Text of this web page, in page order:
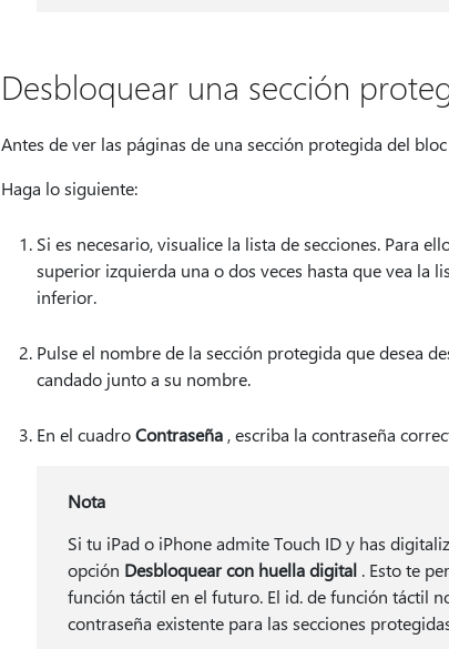
Desbloquear una sección
Antes de ver las páginas de una sección protegida del
Haga lo siguiente:
Si es necesario, visualice la lista de secciones. Para
superior izquierda una o dos veces hasta que vea la
inferior.
Pulse el nombre de la sección protegida que desea
candado junto a su nombre.
En el cuadroContraseña , escriba la contraseña
Nota
Si tu iPad o iPhone admite Touch ID y has
opción Desbloquear con huella digital. Esto te
función táctil en el futuro. El id. de función táctil
contraseña existente para las secciones